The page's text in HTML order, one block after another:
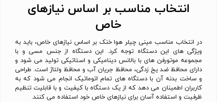
انتخاب مناسب بر اساس نیازهای
خاص
در انتخاب مناسب مینی چیلر هوا خنک بر اساس نیازهای خاص، باید به
ویژگی های این دستگاه توجه کرد. این دستگاه از جنس مسی و با
مجموعه موتورفن های با بالانس دینامیکی و استاتیکی تولید می شود و
دارای محافظ ضد یخ زدگی، محافظ جریان آب و محافظ ولتاژ است. طراحی
و ساخت بدنه آن با دستگاه های تمام اتوماتیک انجام می شود که به
کاربران اطمینان می دهد که از یک دستگاه با کیفیت و با قابلیت تنظیم
ظرفیت و استفاده آسان برای نیازهای خاص خود استفاده می کنند.